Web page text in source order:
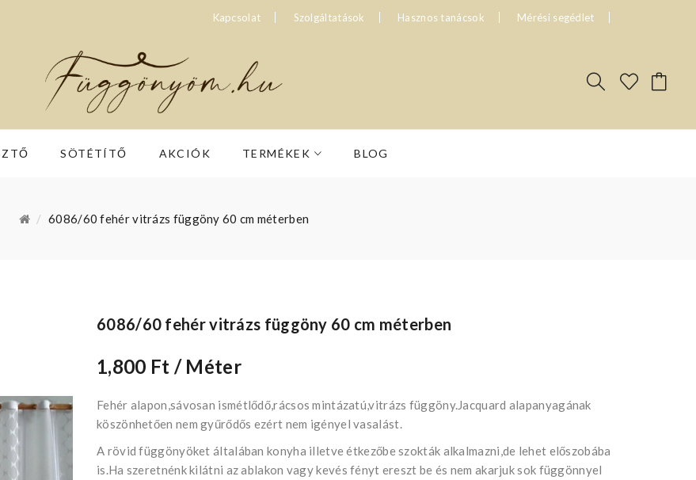
Kapcsolat Szolgáltatások Hasznos tanácsok Mérési segédlet
SÖTÉTÍTŐ AKCIÓK TERMÉKEK BLOG
6086/60 fehér vitrázs függöny 60 cm méterben
6086/60 fehér vitrázs függöny 60 cm méterben
1,800 Ft / Méter
Fehér alapon,sávosan ismétlődő,rácsos mintázatú,vitrázs függöny.Jacquard alapanyagának
köszönhetően nem gyűrődős ezért nem igényel vasalást.
A rövid függönyöket általában konyha illetve étkezőbe szokták alkalmazni,de lehet előszobába
is.Ha szeretnénk kilátni az ablakon vagy kevés fényt ereszt be és nem akarjuk sok függönnyel